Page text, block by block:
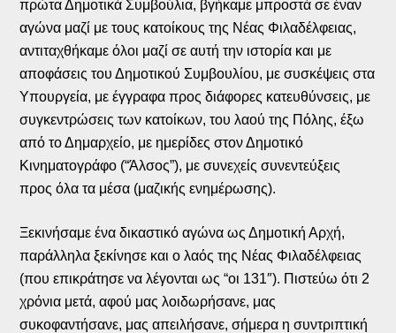
πρώτα Δημοτικά Συμβούλια, βγήκαμε μπροστά σε έναν
αγώνα μαζί με τους κατοίκους της Νέας Φιλαδέλφειας,
αντιταχθήκαμε όλοι μαζί σε αυτή την ιστορία και με
αποφάσεις του Δημοτικού Συμβουλίου, με συσκέψεις στα
Υπουργεία, με έγγραφα προς διάφορες κατευθύνσεις, με
συγκεντρώσεις των κατοίκων, του λαού της Πόλης, έξω
από το Δημαρχείο, με ημερίδες στον Δημοτικό
Κινηματογράφο (“Άλσος”), με συνεχείς συνεντεύξεις
προς όλα τα μέσα (μαζικής ενημέρωσης).
Ξεκινήσαμε ένα δικαστικό αγώνα ως Δημοτική Αρχή,
παράλληλα ξεκίνησε και ο λαός της Νέας Φιλαδέλφειας
(που επικράτησε να λέγονται ως “οι 131″). Πιστεύω ότι 2
χρόνια μετά, αφού μας λοιδωρήσανε, μας
συκοφαντήσανε, μας απειλήσανε, σήμερα η συντριπτική